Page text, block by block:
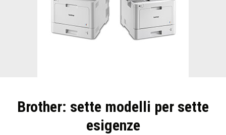
Brother: sette modelli per sette
esigenze